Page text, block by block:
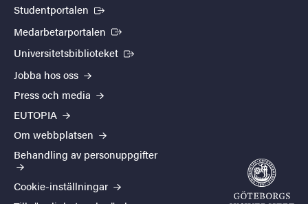
Studentportalen (Extern länk)
Medarbetarportalen (Extern länk)
Universitetsbiblioteket (Extern länk)
Jobba hos oss
Press och media
EUTOPIA
Om webbplatsen
Behandling av personuppgifter
Cookie-inställningar